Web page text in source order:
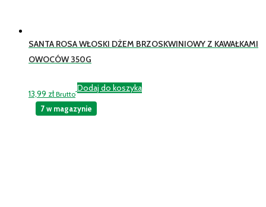
SANTA ROSA WŁOSKI DŻEM BRZOSKWINIOWY Z KAWAŁKAMI
OWOCÓW 350G
13,99 zł Brutto
Dodaj do koszyka
7 w magazynie